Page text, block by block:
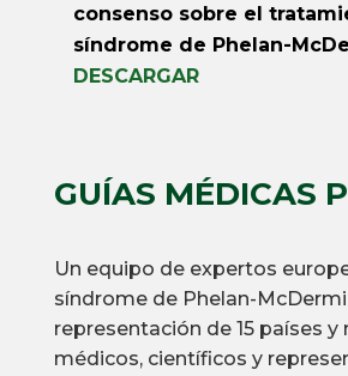
consenso sobre el
síndrome de Phelan-
DESCARGAR
GUÍAS MÉDICAS
Un equipo de expertos
síndrome de Phelan-
representación de 15 países y
médicos, científicos y